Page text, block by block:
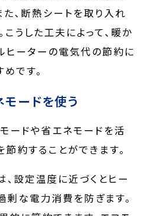
た、断熱シートを取り入れ
うした工夫によって、暖か
ヒーターの電気代の節約に
です。
モードを使う
ードや省エネモードを活
節約することができます。
、設定温度に近づくとヒー
剰な電力消費を防ぎます。